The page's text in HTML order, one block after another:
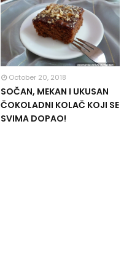
October 20, 2018
SOČAN, MEKAN I UKUSAN
ČOKOLADNI KOLAČ KOJI SE
SVIMA DOPAO!